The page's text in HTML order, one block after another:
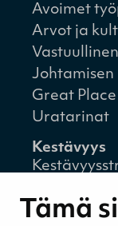
Tämä
Avoimet
Arvot ja
Great
Uratarinat
Kestävyys